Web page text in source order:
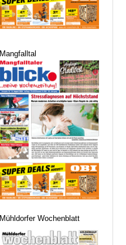
Mangfalltal
Mühldorfer Wochenblatt